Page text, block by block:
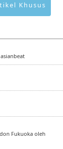
Khusus
Fukuoka oleh